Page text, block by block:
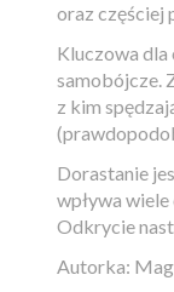
oraz częściej
Kluczowa dla
samobójcze.
z kim
Dorastanie
wpływa
Odkrycie
Autorka: